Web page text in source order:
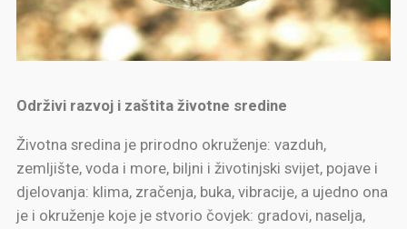
Održivi razvoj i zaštita životne sredine
Životna sredina je prirodno okruženje: vazduh,
zemljište, voda i more, biljni i životinjski svijet, pojave i
djelovanja: klima, zračenja, buka, vibracije, a ujedno ona
je i okruženje koje je stvorio čovjek: gradovi, naselja,